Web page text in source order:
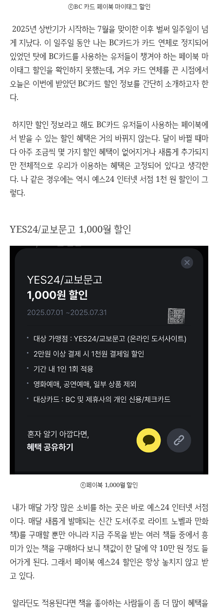
ⓒBC 카드 페이북 마이태그 할인
2025년 상반기가 시작하는 7월을 맞이한 이후 벌써 일주일이 넘
게 지났다. 이 일주일 동안 나는 BC카드가 카드 연체로 정지되어
있었던 탓에 BC카드를 사용하는 유저들이 챙겨야 하는 페이북 마
이태그 할인을 확인하지 못했는데, 겨우 카드 연체를 끈 시점에서
오늘은 이번에 받았던 BC카드 할인 정보를 간단히 소개하고자 한
다.
하지만 할인 정보라고 해도 BC카드 유저들이 사용하는 페이북에
서 받을 수 있는 할인 혜택은 거의 바뀌지 않는다. 달이 바뀔 때마
다 아주 조금씩 몇 가지 할인 혜택이 없어지거나 새롭게 추가되지
만 전체적으로 우리가 이용하는 혜택은 고정되어 있다고 생각한
다. 나 같은 경우에는 역시 예스24 인터넷 서점 1천 원 할인이 그
렇다.
YES24/교보문고 1,000월 할인
ⓒ페이북 1,000월 할인
내가 매달 가장 많은 소비를 하는 곳은 바로 예스24 인터넷 서점
이다. 매달 새롭게 발매되는 신간 도서(주로 라이트 노벨과 만화
책)를 구매할 뿐만 아니라 지금 주목을 받는 여러 책들 중에서 흥
미가 있는 책을 구매하다 보니 책값이 한 달에 약 10만 원 정도 들
어가게 된다. 그래서 페이북 예스24 할인은 항상 놓치지 않고 받
고 있다.
알라딘도 적용된다면 책을 좋아하는 사람들이 좀 더 많이 혜택을